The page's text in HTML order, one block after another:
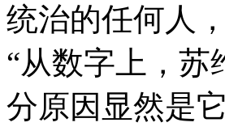
统治的任何人
“从数字上，
分原因显然是